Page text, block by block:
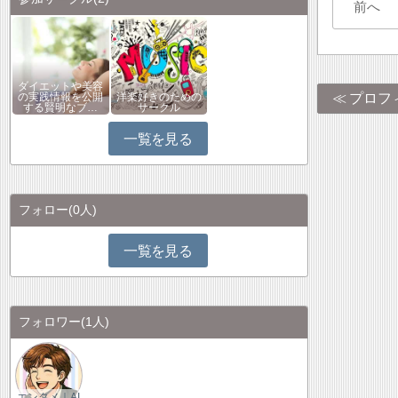
前へ
プロフ
ダイエットや美容
の実践情報を公開
する賢明なブ…
洋楽好きのための
サークル
一覧を見る
フォロー(0人)
一覧を見る
フォロワー(1人)